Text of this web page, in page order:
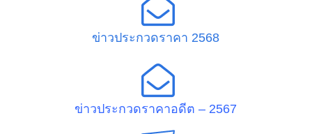
ข่าวประกวดราคา 2568
ข่าวประกวดราคาอดีต – 2567